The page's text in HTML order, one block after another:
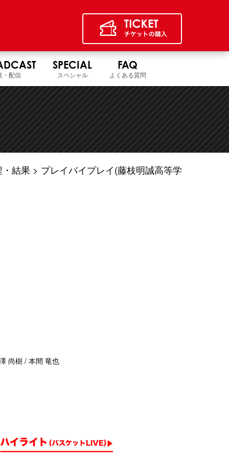
・配信
SPECIAL
スペシャル
FAQ
よくある質問
・結果
プレイバイプレイ(藤枝明誠高等学
尚樹 / 本間 竜也